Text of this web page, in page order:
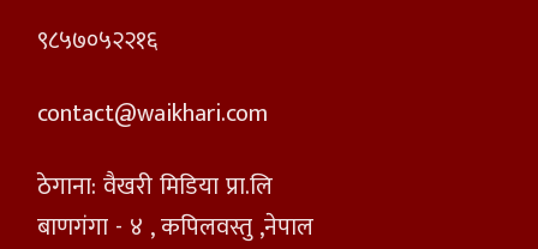
९८५७०५२२१६
contact@waikhari.com
ठेगाना: वैखरी मिडिया प्रा.लि
बाणगंगा - ४ , कपिलवस्तु ,नेपाल